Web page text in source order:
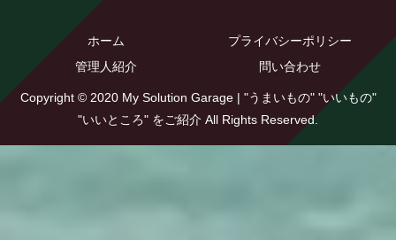
ホーム
プライバシーポリシー
管理人紹介
問い合わせ
Copyright © 2020 My Solution Garage | "うまいもの" "いいもの"
"いいところ" をご紹介 All Rights Reserved.